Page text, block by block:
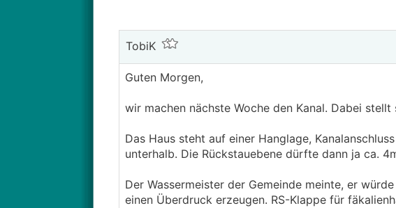
TobiK
Guten Morgen,
wir machen nächste Woche den Kanal. Dabei
Das Haus steht auf einer Hanglage,
unterhalb. Die Rückstauebene dürfte dann ja ca.
Der Wassermeister der Gemeinde meinte, er
einen Überdruck erzeugen. RS-Klappe für